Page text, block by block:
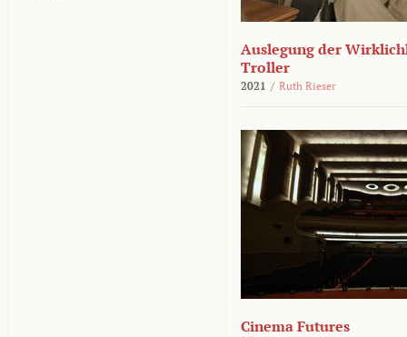
Auslegung der
Troller
2021 / Ruth Rieser
Cinema Futures